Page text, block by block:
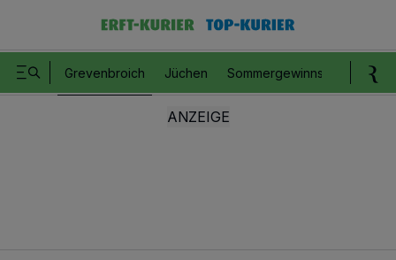
Grevenbroich Jüchen Sommergewinnspiel